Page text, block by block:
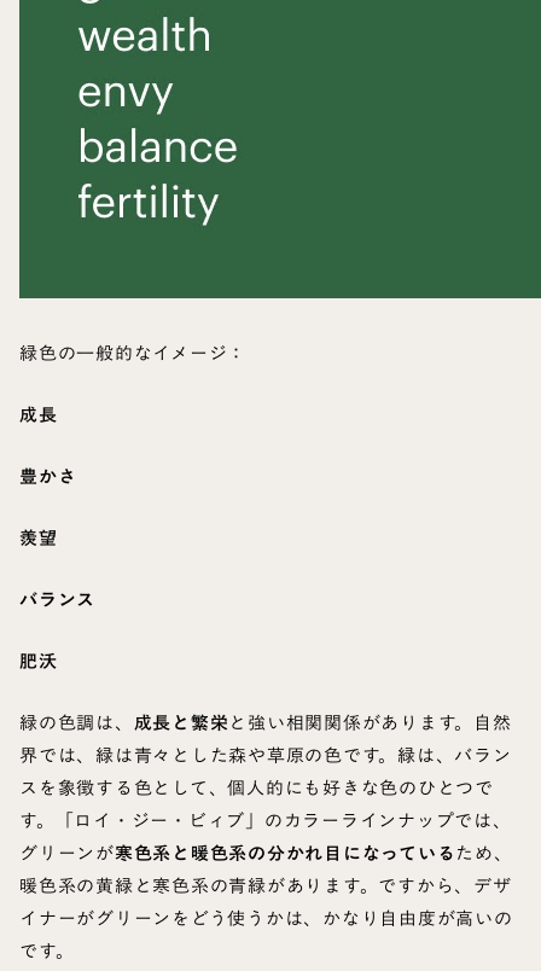
緑色の一般的なイメージ：
成長
豊かさ
羨望
バランス
肥沃
緑の色調は、 成長と繁栄と強い相関関係があります。自然
界では、緑は青々とした森や草原の色です。緑は、バラン
スを象徴する色として、個人的にも好きな色のひとつで
す。「ロイ・ジー・ビィブ」のカラーラインナップでは、
グリーンが寒色系と暖色系の分かれ目になっているため、
暖色系の黄緑と寒色系の青緑があります。ですから、デザ
イナーがグリーンをどう使うかは、かなり自由度が高いの
です。